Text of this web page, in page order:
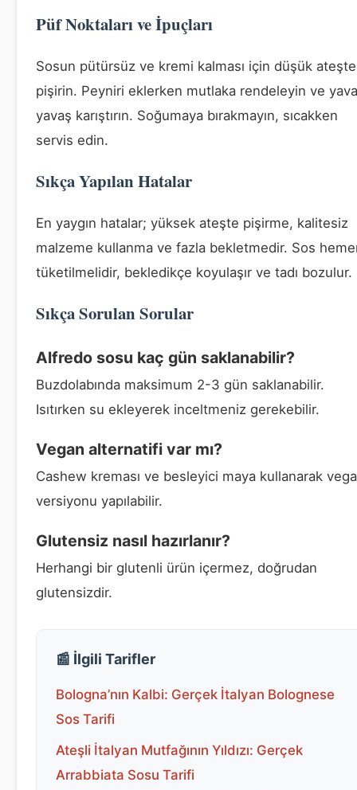
Püf Noktaları ve İpuçları
Sosun pütürsüz ve kremi kalması için düşük ateşte
pişirin. Peyniri eklerken mutlaka rendeleyin ve
yavaş karıştırın. Soğumaya bırakmayın, sıcakken
servis edin.
Sıkça Yapılan Hatalar
En yaygın hatalar; yüksek ateşte pişirme, kalitesiz
malzeme kullanma ve fazla bekletmedir. Sos
tüketilmelidir, bekledikçe koyulaşır ve tadı bozulur.
Sıkça Sorulan Sorular
Alfredo sosu kaç gün saklanabilir?
Buzdolabında maksimum 2-3 gün saklanabilir.
Isıtırken su ekleyerek inceltmeniz gerekebilir.
Vegan alternatifi var mı?
Cashew kreması ve besleyici maya kullanarak
versiyonu yapılabilir.
Glutensiz nasıl hazırlanır?
Herhangi bir glutenli ürün içermez, doğrudan
glutensizdir.
📰 İlgili Tarifler
Bologna’nın Kalbi: Gerçek İtalyan Bolognese
Sos Tarifi
Ateşli İtalyan Mutfağının Yıldızı: Gerçek
Arrabbiata Sosu Tarifi